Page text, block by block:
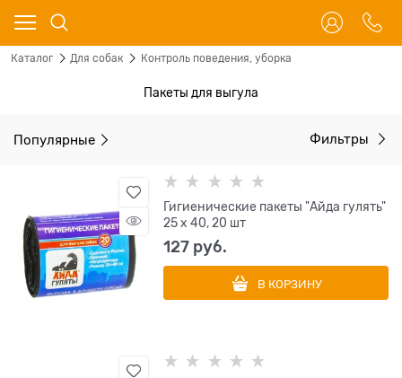
Каталог Для собак Контроль поведения, уборка
Пакеты для выгула
Популярные Фильтры
Гигиенические пакеты "Айда гулять"
25 х 40, 20 шт
127 руб.
В КОРЗИНУ